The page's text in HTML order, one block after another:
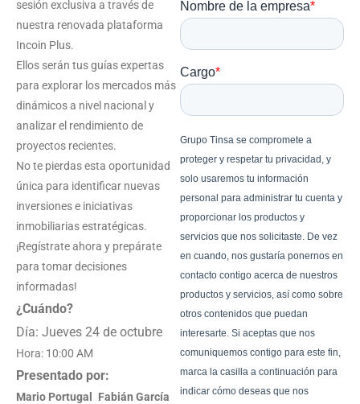
sesión exclusiva a través de
nuestra renovada plataforma
Incoin Plus.
Ellos serán tus guías expertas
para explorar los mercados más
dinámicos a nivel nacional y
analizar el rendimiento de
proyectos recientes.
No te pierdas esta oportunidad
única para identificar nuevas
inversiones e iniciativas
inmobiliarias estratégicas.
¡Regístrate ahora y prepárate
para tomar decisiones
informadas!
¿Cuándo?
Día: Jueves 24 de octubre
Hora: 10:00 AM
Presentado por:
Mario Portugal Fabián García